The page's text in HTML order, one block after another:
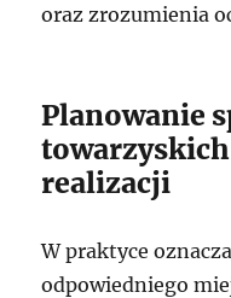
oraz zrozumienia
Planowanie
realizacji
W praktyce
odpowiedniego